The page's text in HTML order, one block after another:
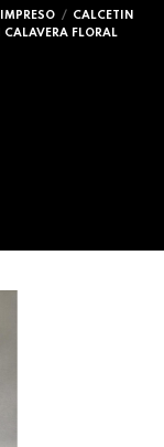
CALCETIN
FLORAL